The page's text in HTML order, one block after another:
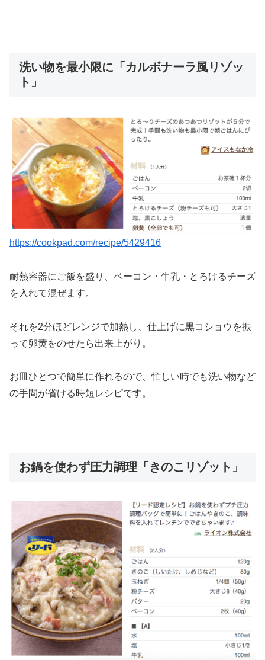
洗い物を最小限に「カルボナーラ風リゾッ
ト」
https://cookpad.com/recipe/5429416
耐熱容器にご飯を盛り、ベーコン・牛乳・とろけるチーズ
を入れて混ぜます。
それを2分ほどレンジで加熱し、仕上げに黒コショウを振
って卵黄をのせたら出来上がり。
お皿ひとつで簡単に作れるので、忙しい時でも洗い物など
の手間が省ける時短レシピです。
お鍋を使わず圧力調理「きのこリゾット」